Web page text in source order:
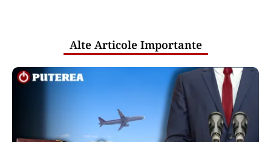
Alte Articole Importante